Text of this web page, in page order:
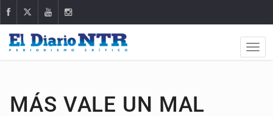
MÁS VALE UN MAL